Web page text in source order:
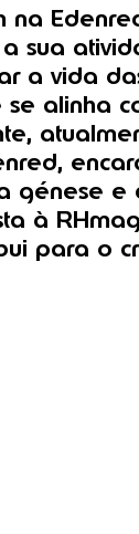
na
sua
a vida
se alinha
génese e
à
para o